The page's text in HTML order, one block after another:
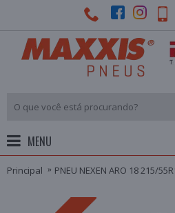
MENU
Principal PNEU NEXEN ARO 18 215/